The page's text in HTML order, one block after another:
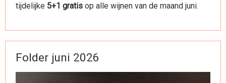
tijdelijke 5+1 gratis op alle wijnen van de maand juni.
Folder juni 2026